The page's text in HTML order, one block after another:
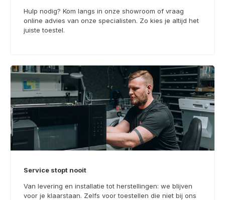
Hulp nodig? Kom langs in onze showroom of vraag
online advies van onze specialisten. Zo kies je altijd het
juiste toestel.
Service stopt nooit
Van levering en installatie tot herstellingen: we blijven
voor je klaarstaan. Zelfs voor toestellen die niet bij ons